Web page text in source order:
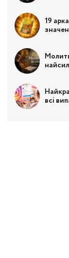
19
всі